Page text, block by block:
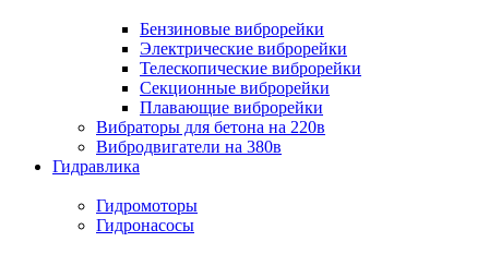
Бензиновые виброрейки
Электрические виброрейки
Телескопические виброрейки
Секционные виброрейки
Плавающие виброрейки
Вибраторы для бетона на 220в
Вибродвигатели на 380в
Гидравлика
Гидромоторы
Гидронасосы